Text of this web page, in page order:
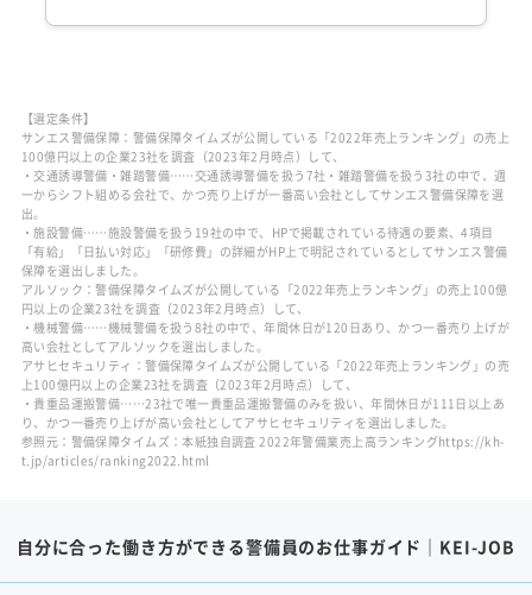
【選定条件】
サンエス警備保障：警備保障タイムズが公開している「2022年売上ランキング」の売上
100億円以上の企業23社を調査（2023年2月時点）して、
・交通誘導警備・雑踏警備……交通誘導警備を扱う7社・雑踏警備を扱う3社の中で、週
一からシフト組める会社で、かつ売り上げが一番高い会社としてサンエス警備保障を選
出。
・施設警備……施設警備を扱う19社の中で、HPで掲載されている待遇の要素、4項目
「有給」「日払い対応」「研修費」の詳細がHP上で明記されているとしてサンエス警備
保障を選出しました。
アルソック：警備保障タイムズが公開している「2022年売上ランキング」の売上100億
円以上の企業23社を調査（2023年2月時点）して、
・機械警備……機械警備を扱う8社の中で、年間休日が120日あり、かつ一番売り上げが
高い会社としてアルソックを選出しました。
アサヒセキュリティ：警備保障タイムズが公開している「2022年売上ランキング」の売
上100億円以上の企業23社を調査（2023年2月時点）して、
・貴重品運搬警備……23社で唯一貴重品運搬警備のみを扱い、年間休日が111日以上あ
り、かつ一番売り上げが高い会社としてアサヒセキュリティを選出しました。
参照元：警備保障タイムズ：本紙独自調査 2022年警備業売上高ランキングhttps://kh-
t.jp/articles/ranking2022.html
自分に合った働き方ができる警備員のお仕事ガイド｜KEI-JOB